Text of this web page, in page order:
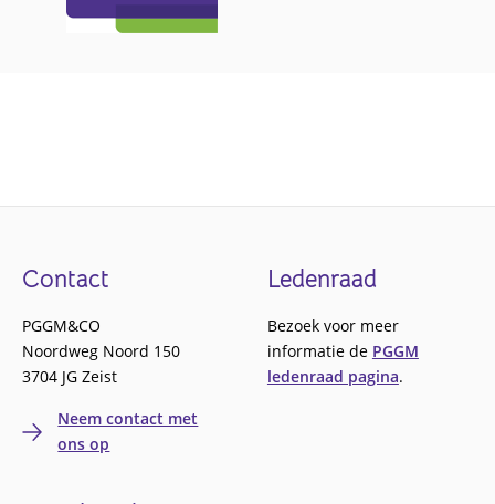
Footer
Contact
PGGM&CO
Noordweg Noord 150
3704 JG Zeist
Neem contact met
ons op
Ledenraad
Bezoek voor meer
informatie de PGGM
ledenraad pagina.